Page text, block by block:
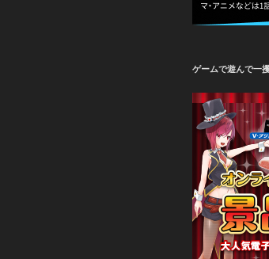
ゲームで遊んで一